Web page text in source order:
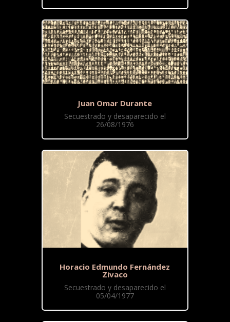
Juan Omar Durante
Secuestrado y desaparecido el
26/08/1976
Horacio Edmundo Fernández
Zivaco
Secuestrado y desaparecido el
05/04/1977